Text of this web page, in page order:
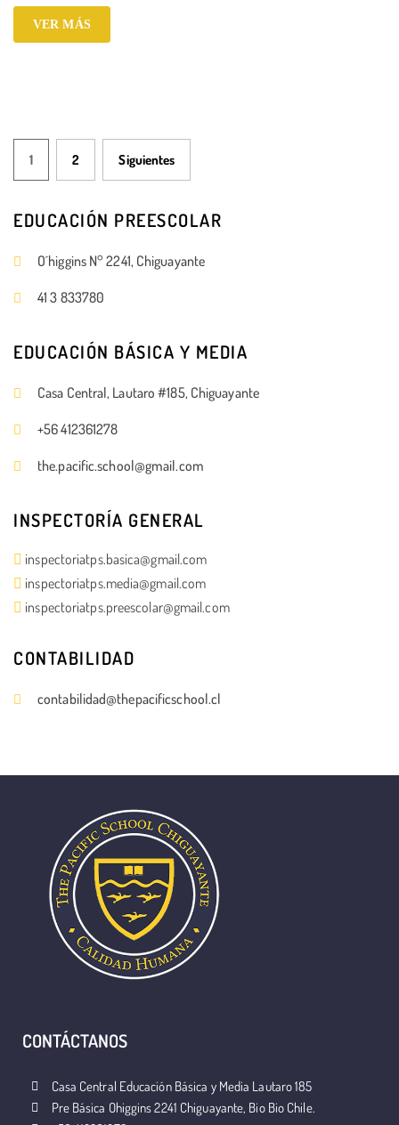
VER MÁS
1 2 Siguientes
EDUCACIÓN PREESCOLAR
O´higgins N° 2241, Chiguayante
41 3 833780
EDUCACIÓN BÁSICA Y MEDIA
Casa Central, Lautaro #185, Chiguayante
+56 412361278
the.pacific.school@gmail.com
INSPECTORÍA GENERAL
inspectoriatps.basica@gmail.com
inspectoriatps.media@gmail.com
inspectoriatps.preescolar@gmail.com
CONTABILIDAD
contabilidad@thepacificschool.cl
CONTÁCTANOS
Casa Central Educación Básica y Media Lautaro 185
Pre Básica Ohiggins 2241 Chiguayante, Bio Bio Chile.